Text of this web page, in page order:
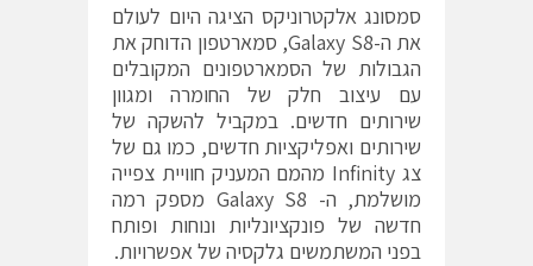
סמסונג אלקטרוניקס הציגה היום לעולם
את ה-Galaxy S8, סמארטפון הדוחק את
הגבולות של הסמארטפונים המקובלים
עם עיצוב חלק של החומרה ומגוון
שירותים חדשים. במקביל להשקה של
שירותים ואפליקציות חדשים, כמו גם של
צג Infinity מהמם המעניק חוויית צפייה
מושלמת, ה- Galaxy S8 מספק רמה
חדשה של פונקציונליות ונוחות ופותח
בפני המשתמשים גלקסיה של אפשרויות.